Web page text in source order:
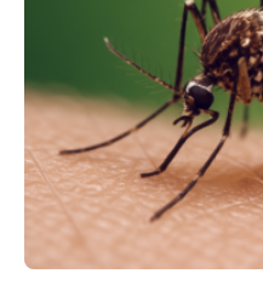
lebten. Unter den
die noch heute in der
Süßwasseralge
dieser Gruppe bilden aus
mit scheibenförmiger
nächsten…